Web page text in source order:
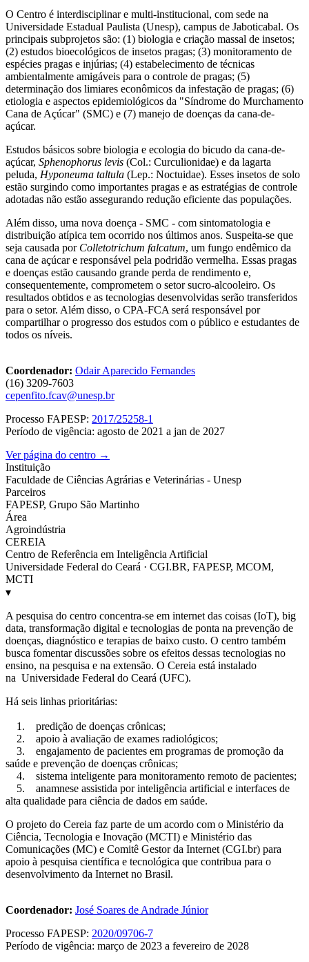
O Centro é interdisciplinar e multi-institucional, com sede na
Universidade Estadual Paulista (Unesp), campus de Jaboticabal. Os
principais subprojetos são: (1) biologia e criação massal de insetos;
(2) estudos bioecológicos de insetos pragas; (3) monitoramento de
espécies pragas e injúrias; (4) estabelecimento de técnicas
ambientalmente amigáveis para o controle de pragas; (5)
determinação dos limiares econômicos da infestação de pragas; (6)
etiologia e aspectos epidemiológicos da "Síndrome do Murchamento
Cana de Açúcar" (SMC) e (7) manejo de doenças da cana-de-
açúcar.
Estudos básicos sobre biologia e ecologia do bicudo da cana-de-
açúcar, Sphenophorus levis (Col.: Curculionidae) e da lagarta
peluda, Hyponeuma taltula (Lep.: Noctuidae). Esses insetos de solo
estão surgindo como importantes pragas e as estratégias de controle
adotadas não estão assegurando redução eficiente das populações.
Além disso, uma nova doença - SMC - com sintomatologia e
distribuição atípica tem ocorrido nos últimos anos. Suspeita-se que
seja causada porColletotrichum falcatum, um fungo endêmico da
cana de açúcar e responsável pela podridão vermelha. Essas pragas
e doenças estão causando grande perda de rendimento e,
consequentemente, comprometem o setor sucro-alcooleiro. Os
resultados obtidos e as tecnologias desenvolvidas serão transferidos
para o setor. Além disso, o CPA-FCA será responsável por
compartilhar o progresso dos estudos com o público e estudantes de
todos os níveis.
Coordenador: Odair Aparecido Fernandes
(16) 3209-7603
cepenfito.fcav@unesp.br
Processo FAPESP: 2017/25258-1
Período de vigência: agosto de 2021 a jan de 2027
Ver página do centro →
Instituição
Faculdade de Ciências Agrárias e Veterinárias - Unesp
Parceiros
FAPESP, Grupo São Martinho
Área
Agroindústria
CEREIA
Centro de Referência em Inteligência Artificial
Universidade Federal do Ceará · CGI.BR, FAPESP, MCOM,
MCTI
▾
A pesquisa do centro concentra-se em internet das coisas (IoT), big
data, transformação digital e tecnologias de ponta na prevenção de
doenças, diagnóstico e terapias de baixo custo. O centro também
busca fomentar discussões sobre os efeitos dessas tecnologias no
ensino, na pesquisa e na extensão. O Cereia está instalado
na Universidade Federal do Ceará (UFC).
Há seis linhas prioritárias:
1. predição de doenças crônicas;
2. apoio à avaliação de exames radiológicos;
3. engajamento de pacientes em programas de promoção da
saúde e prevenção de doenças crônicas;
4. sistema inteligente para monitoramento remoto de pacientes;
5. anamnese assistida por inteligência artificial e interfaces de
alta qualidade para ciência de dados em saúde.
O projeto do Cereia faz parte de um acordo com o Ministério da
Ciência, Tecnologia e Inovação (MCTI) e Ministério das
Comunicações (MC) e Comitê Gestor da Internet (CGI.br) para
apoio à pesquisa científica e tecnológica que contribua para o
desenvolvimento da Internet no Brasil.
Coordenador: José Soares de Andrade Júnior
Processo FAPESP: 2020/09706-7
Período de vigência: março de 2023 a fevereiro de 2028